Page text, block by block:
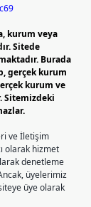
kurum veya
Sitede
Burada
gerçek kurum
kurum ve
Sitemizdeki
ve İletişim
olarak hizmet
denetleme
üyelerimiz
üye olarak